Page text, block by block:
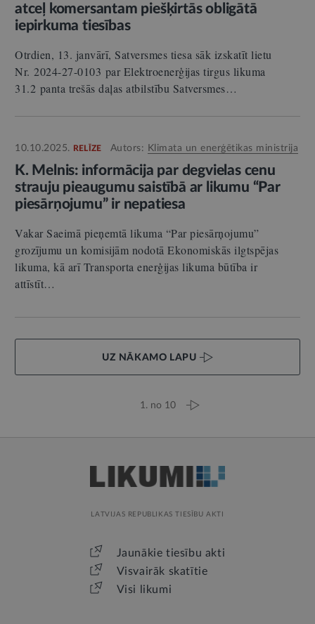
atceļ komersantam piešķirtās obligātā
iepirkuma tiesības
Otrdien, 13. janvārī, Satversmes tiesa sāk izskatīt lietu
Nr. 2024-27-0103 par Elektroenerģijas tirgus likuma
31.2 panta trešās daļas atbilstību Satversmes…
10.10.2025. RELĪZE Autors: Klimata un enerģētikas ministrija
K. Melnis: informācija par degvielas cenu
strauju pieaugumu saistībā ar likumu “Par
piesārņojumu” ir nepatiesa
Vakar Saeimā pieņemtā likuma “Par piesārņojumu”
grozījumu un komisijām nodotā Ekonomiskās ilgtspējas
likuma, kā arī Transporta enerģijas likuma būtība ir
attīstīt…
UZ NĀKAMO LAPU
1. no 10
LATVIJAS REPUBLIKAS TIESĪBU AKTI
Jaunākie tiesību akti
Visvairāk skatītie
Visi likumi